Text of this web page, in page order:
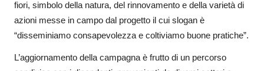
fiori, simbolo della natura, del rinnovamento e della varietà di
azioni messe in campo dal progetto il cui slogan è
“disseminiamo consapevolezza e coltiviamo buone pratiche”.
L’aggiornamento della campagna è frutto di un percorso